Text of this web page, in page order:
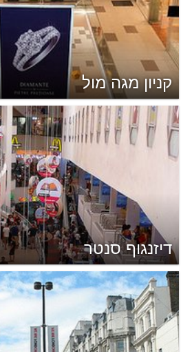
קניון מגה מול
דיזנגוף סנטר